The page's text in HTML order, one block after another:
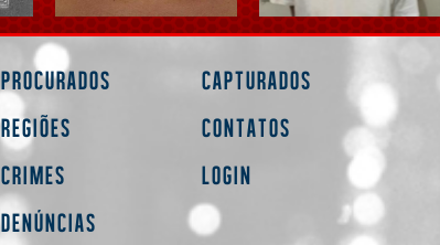
Procurados
Regiões
Crimes
Denúncias
Capturados
Contatos
Login